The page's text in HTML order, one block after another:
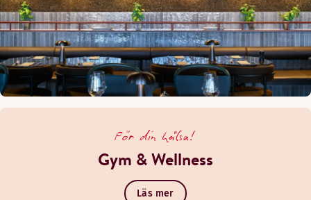
För din hälsa!
Gym & Wellness
Läs mer